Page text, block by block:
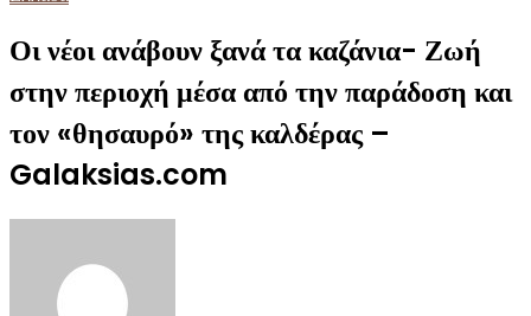
Οι νέοι ανάβουν ξανά τα καζάνια- Ζωή
στην περιοχή μέσα από την παράδοση και
τον «θησαυρό» της καλδέρας –
Galaksias.com